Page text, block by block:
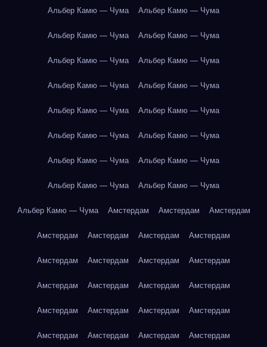
Альбер Камю — Чума Альбер Камю — Чума
Альбер Камю — Чума Альбер Камю — Чума
Альбер Камю — Чума Альбер Камю — Чума
Альбер Камю — Чума Альбер Камю — Чума
Альбер Камю — Чума Альбер Камю — Чума
Альбер Камю — Чума Альбер Камю — Чума
Альбер Камю — Чума Альбер Камю — Чума
Альбер Камю — Чума Альбер Камю — Чума
Альбер Камю — Чума Амстердам Амстердам Амстердам
Амстердам Амстердам Амстердам Амстердам
Амстердам Амстердам Амстердам Амстердам
Амстердам Амстердам Амстердам Амстердам
Амстердам Амстердам Амстердам Амстердам
Амстердам Амстердам Амстердам Амстердам